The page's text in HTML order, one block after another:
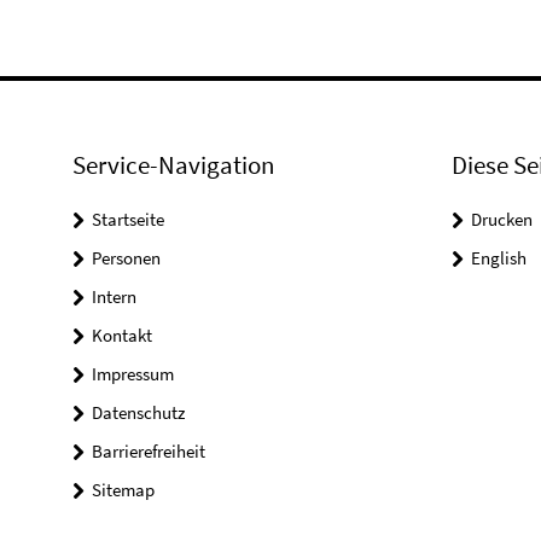
Service-Navigation
Startseite
Personen
Intern
Kontakt
Impressum
Datenschutz
Barrierefreiheit
Sitemap
Diese
Drucken
English